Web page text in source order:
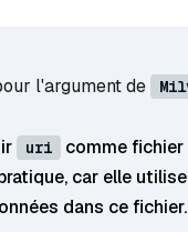
l'argument de
uri comme fichier
car elle
dans ce fichier.